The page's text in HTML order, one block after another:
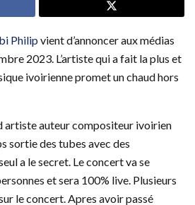
Philip vient d’annoncer aux médias
2023. L’artiste qui a fait la plus et
ivoirienne promet un chaud hors
artiste auteur compositeur ivoirien
sortie des tubes avec des
a le secret. Le concert va se
et sera 100% live. Plusieurs
le concert. Apres avoir passé